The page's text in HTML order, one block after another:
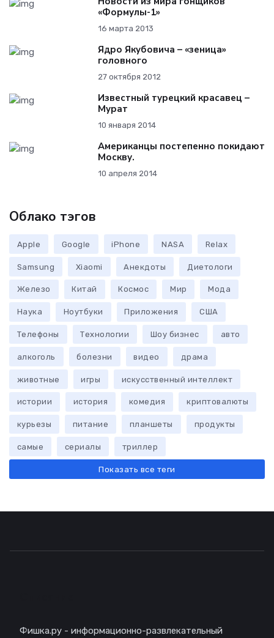
«Формулы-1»
16 марта 2013
Ядро Якубовича – «зеница»
головного
27 октября 2012
Известный турецкий красавец –
Мурат
10 января 2014
Американцы постепенно покидают
Москву.
10 апреля 2014
Облако тэгов
Apple Google iPhone NASA Relax
Samsung Xiaomi Анекдоты Диетологи
Железо Китай Космос Мир Мода
Наука Ноутбуки Приложения США
Телефоны Технологии Шоу бизнес авто
алкоголь болезни видео драма
животные игры искусственный интеллект
истории история комедия криптовалюты
курьезы питание планшеты продукты
самые сериалы триллер
Показать все теги
Фишка.ру - информационно-развлекательный